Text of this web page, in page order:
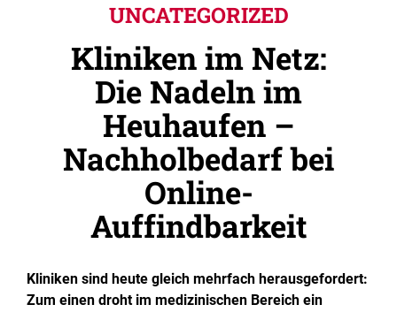
UNCATEGORIZED
Kliniken im Netz:
Die Nadeln im
Heuhaufen –
Nachholbedarf bei
Online-
Auffindbarkeit
Kliniken sind heute gleich mehrfach herausgefordert:
Zum einen droht im medizinischen Bereich ein